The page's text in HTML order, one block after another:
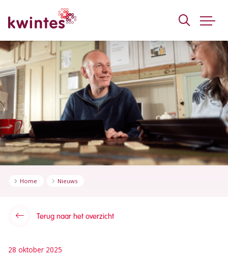
Home Nieuws
Terug naar het overzicht
28 oktober 2025